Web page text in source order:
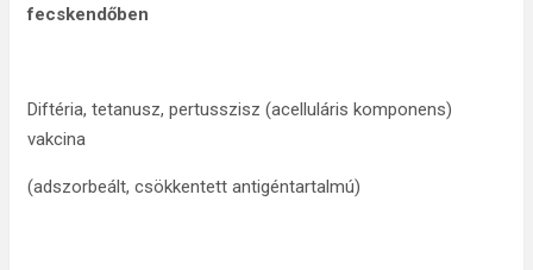
fecskendőben
Diftéria, tetanusz, pertusszisz (acelluláris komponens)
vakcina
(adszorbeált, csökkentett antigéntartalmú)